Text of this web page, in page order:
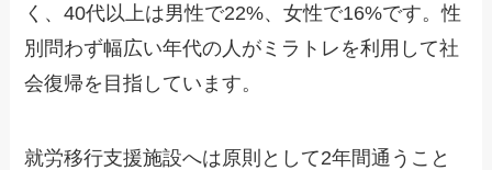
く、40代以上は男性で22%、女性で16%です。性
別問わず幅広い年代の人がミラトレを利用して社
会復帰を目指しています。
就労移行支援施設へは原則として2年間通うこと